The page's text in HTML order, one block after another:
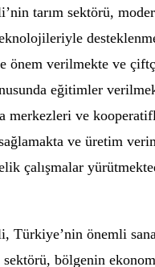
tarım sektörü,
önem verilmekte ve
eğitimler
merkezleri ve
ve üretim
çalışmalar
Türkiye’nin önemli
bölgenin